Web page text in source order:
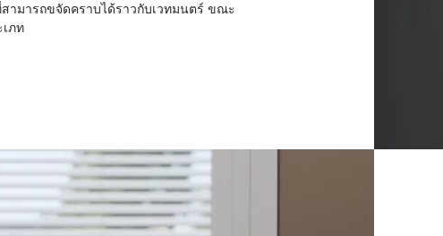
ามารถขจัดคราบได้ราวกับเวทมนตร์ ขณะ
ภท